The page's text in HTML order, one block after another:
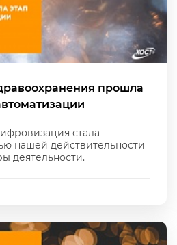
прошла
стала
нашей действительности
деятельности.